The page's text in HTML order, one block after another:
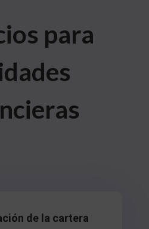
para
de la cartera